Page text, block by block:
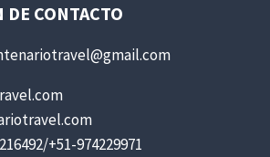
CONTACTO
+51-974229971